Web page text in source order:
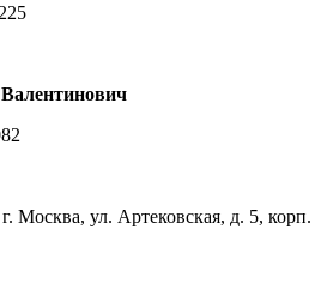
Москва, ул. Артековская, д. 5, корп.